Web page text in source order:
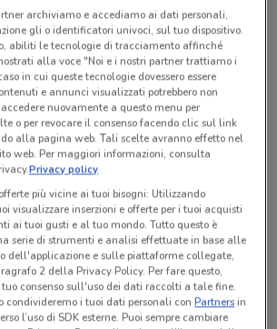
di questo negozio
momento non abbiamo pubblicato
archiviamo e accediamo ai dati personali,
gli o identificatori univoci, sul tuo dispositivo.
abiliti le tecnologie di tracciamento affinché
alla voce "Noi e i nostri partner trattiamo i
in cui queste tecnologie dovessero essere
e annunci visualizzati potrebbero non
nuovamente a questo menu per
o per revocare il consenso facendo clic sul link
alla pagina web. Tali scelte avranno effetto nel
web. Per maggiori informazioni, consulta
Privacy policy
più vicine ai tuoi bisogni: Utilizzando
visualizzare inserzioni e offerte per i tuoi acquisti
ai tuoi gusti e al tuo mondo. Tutto questo è
serie di strumenti e analisi effettuate in base alle
dell'applicazione e sulle piattaforme collegate,
2 della Privacy Policy. Per fare questo,
consenso sull'uso dei dati raccolti a tale fine.
condivideremo i tuoi dati personali conPartnersin
l’uso di SDK esterne. Puoi sempre cambiare